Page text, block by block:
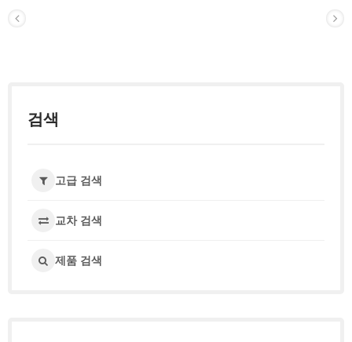
검색
고급 검색
교차 검색
제품 검색